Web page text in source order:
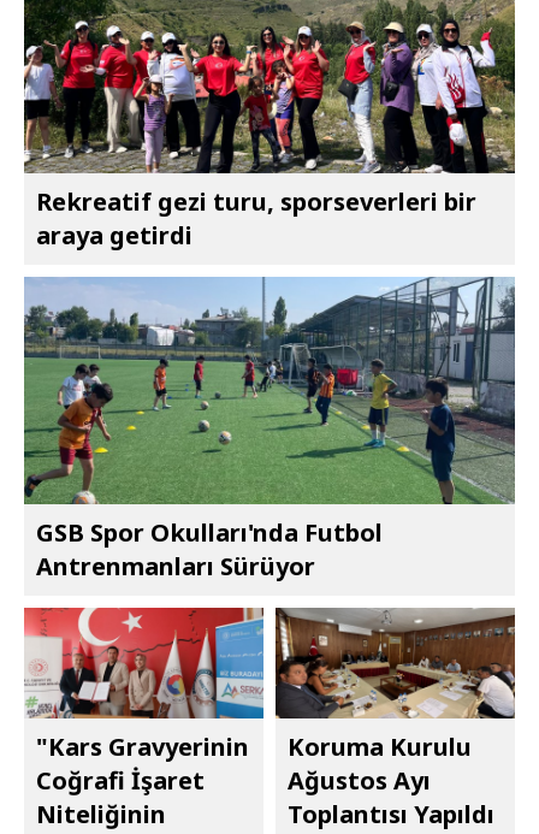
Rekreatif gezi turu, sporseverleri bir
araya getirdi
GSB Spor Okulları'nda Futbol
Antrenmanları Sürüyor
"Kars Gravyerinin
Coğrafi İşaret
Niteliğinin
Koruma Kurulu
Ağustos Ayı
Toplantısı Yapıldı